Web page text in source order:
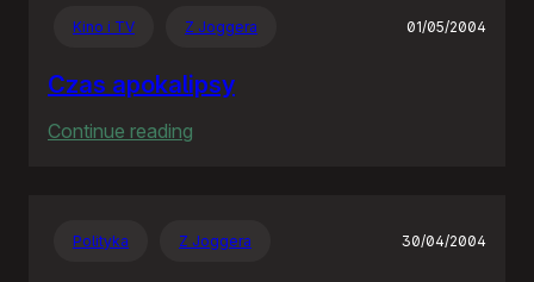
nudzi…
Kino i TV Z Joggera 01/05/2004
Czas apokalipsy
Continue reading
Polityka Z Joggera 30/04/2004